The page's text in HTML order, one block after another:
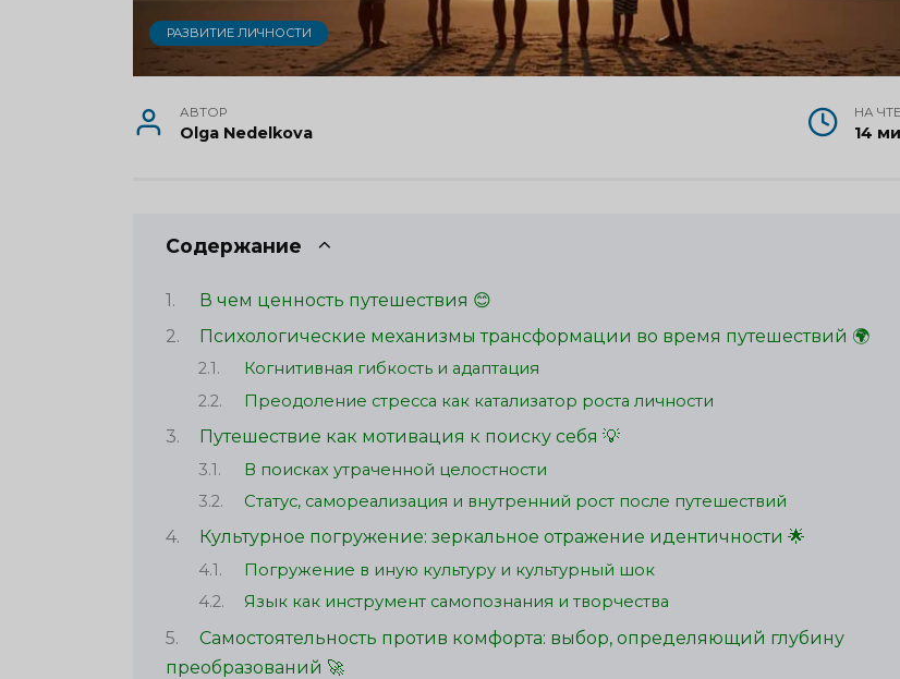
РАЗВИТИЕ ЛИЧНОСТИ
АВТОР
Olga Nedelkova
НА
14
Содержание
В чем ценность путешествия 😊
Психологические механизмы трансформации во время путешествий 🌍
Когнитивная гибкость и адаптация
Преодоление стресса как катализатор роста личности
Путешествие как мотивация к поиску себя 💡
В поисках утраченной целостности
Статус, самореализация и внутренний рост после путешествий
Культурное погружение: зеркальное отражение идентичности 🌟
Погружение в иную культуру и культурный шок
Язык как инструмент самопознания и творчества
Самостоятельность против комфорта: выбор, определяющий глубину
преобразований 🚀